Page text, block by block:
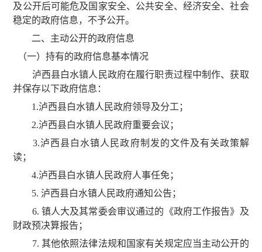
及公开后可能危及国家安全、公共安全、经济安全、社会
稳定的政府信息，不予公开。
二、主动公开的政府信息
（一）持有的政府信息基本情况
泸西县白水镇人民政府在履行职责过程中制作、获取
并保存以下政府信息：
1.泸西县白水镇人民政府领导及分工；
2.泸西县白水镇人民政府重要会议；
3.泸西县白水镇人民政府制发的文件及有关政策解
读；
4.泸西县白水镇人民政府人事任免；
5. 泸西县白水镇人民政府通知公告；
6. 镇人大及其常委会审议通过的《政府工作报告》及
财政预决算报告；
7. 其他依照法律法规和国家有关规定应当主动公开的